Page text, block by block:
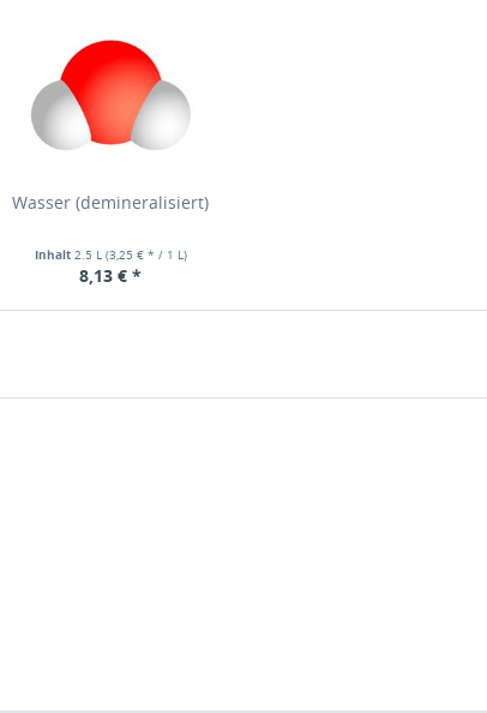
Wasser (demineralisiert)
Inhalt 2.5 L (3,25 € * / 1 L)
8,13 € *